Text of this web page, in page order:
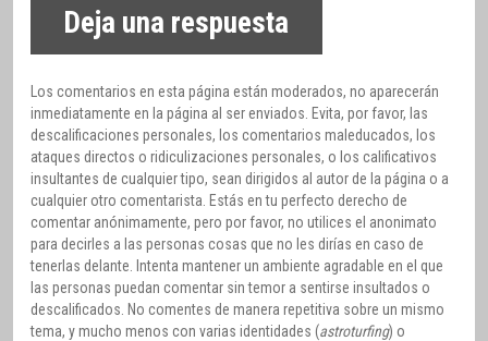
Deja una respuesta
Los comentarios en esta página están moderados, no aparecerán
inmediatamente en la página al ser enviados. Evita, por favor, las
descalificaciones personales, los comentarios maleducados, los
ataques directos o ridiculizaciones personales, o los calificativos
insultantes de cualquier tipo, sean dirigidos al autor de la página o a
cualquier otro comentarista. Estás en tu perfecto derecho de
comentar anónimamente, pero por favor, no utilices el anonimato
para decirles a las personas cosas que no les dirías en caso de
tenerlas delante. Intenta mantener un ambiente agradable en el que
las personas puedan comentar sin temor a sentirse insultados o
descalificados. No comentes de manera repetitiva sobre un mismo
tema, y mucho menos con varias identidades (astroturfing) o